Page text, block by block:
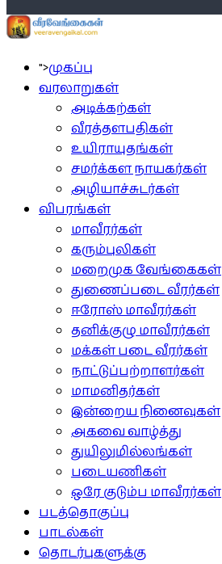
">முகப்பு
வரலாறுகள்
அடிக்கற்கள்
வீரத்தளபதிகள்
உயிராயுதங்கள்
சமர்க்கள நாயகர்கள்
அழியாச்சுடர்கள்
விபரங்கள்
மாவீரர்கள்
கரும்புலிகள்
மறைமுக வேங்கைகள்
துணைப்படை வீரர்கள்
ஈரோஸ் மாவீரர்கள்
தனிக்குழு மாவீரர்கள்
மக்கள் படை வீரர்கள்
நாட்டுப்பற்றாளர்கள்
மாமனிதர்கள்
இன்றைய நினைவுகள்
அகவை வாழ்த்து
துயிலுமில்லங்கள்
படையணிகள்
ஒரே குடும்ப மாவீரர்கள்
படத்தொகுப்பு
பாடல்கள்
தொடர்புகளுக்கு